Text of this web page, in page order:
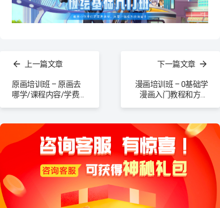
上一篇文章
原画培训班 – 原画去
哪学/课程内容/学费，
下一篇文章
漫画培训班 – 0基础学
漫画入门教程和方法